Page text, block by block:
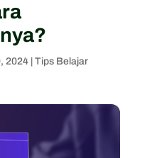
2024| Tips Belajar